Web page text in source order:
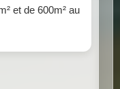
et de 600m² au